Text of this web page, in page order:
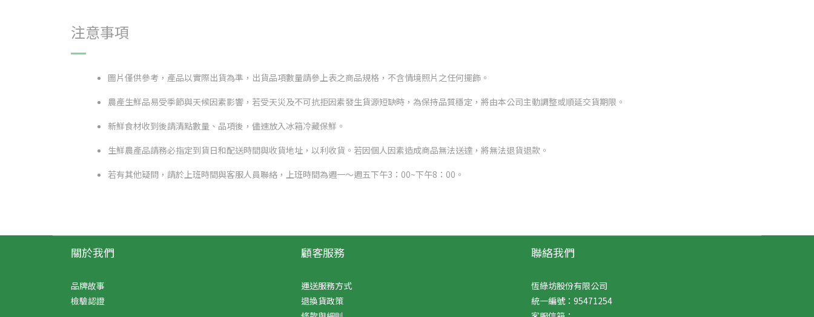
注意事項
圖片僅供參考，產品以實際出貨為準，出貨品項數量請參上表之商品規格，不含情境照片之任何擺飾。
農產生鮮品易受季節與天候因素影響，若受天災及不可抗拒因素發生貨源短缺時，為保持品質穩定，將由本公司主動調整或順延交貨期限。
新鮮食材收到後請清點數量、品項後，儘速放入冰箱冷藏保鮮。
生鮮農產品請務必指定到貨日和配送時間與收貨地址，以利收貨。若因個人因素造成商品無法送達，將無法退貨退款。
若有其他疑問，請於上班時間與客服人員聯絡，上班時間為週一～週五下午3：00~下午8：00。
關於我們
品牌故事
檢驗認證
顧客服務
運送服務方式
退換貨政策
聯絡我們
恆綠坊股份有限公司
統一編號：95471254